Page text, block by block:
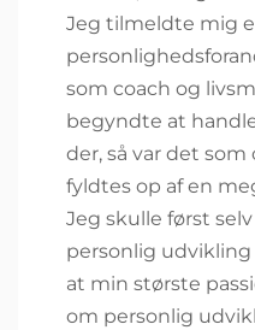
Jeg tilmeldte mig
som coach og
begyndte at
der, så var det
fyldtes op af en
Jeg skulle først
personlig udvikling
at min største
om personlig